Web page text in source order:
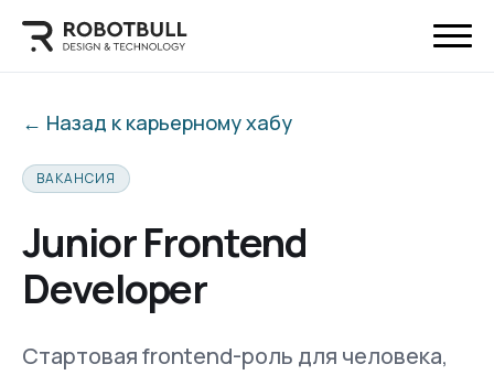
← Назад к карьерному хабу
ВАКАНСИЯ
Junior Frontend
Developer
Стартовая frontend-роль для человека,